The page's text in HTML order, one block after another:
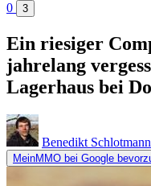
0
3
Ein riesiger
jahrelang
Lagerhaus bei
Benedikt Schlotmann
MeinMMO bei Google